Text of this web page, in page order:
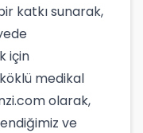
katkı sunarak,
için
medikal
olarak,
ve